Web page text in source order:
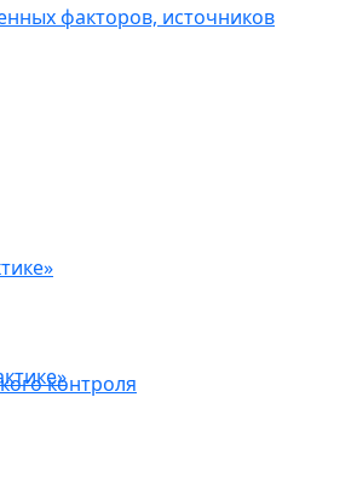
контроля
факторов, источников